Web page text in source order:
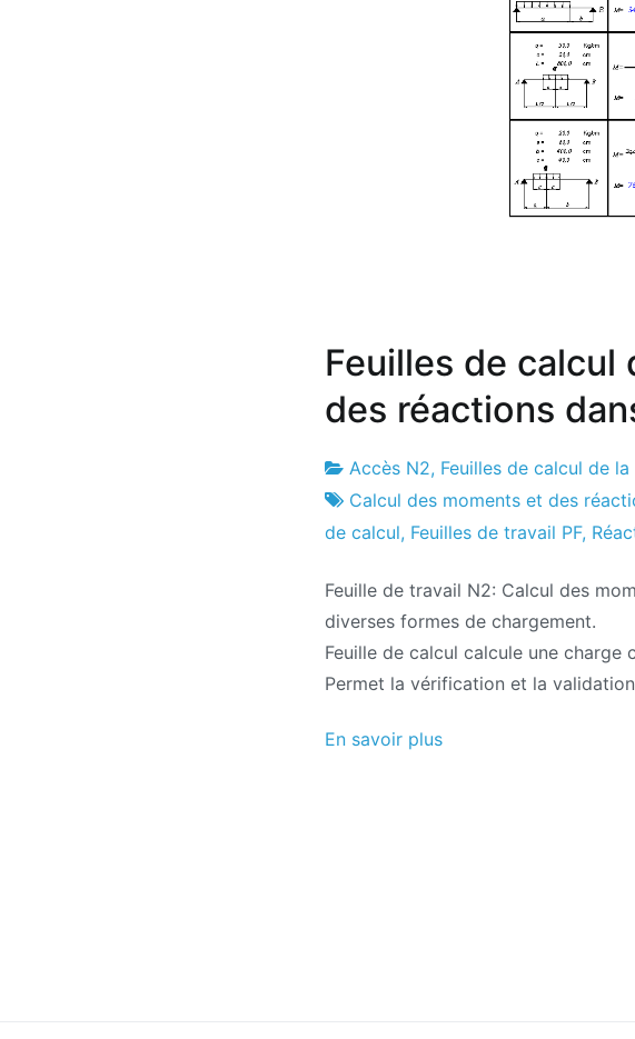
Feuilles de calcul
des réactions
Usine
de
2
du
d'août
de
2017
Accès N2, Feuilles de calcul de la
Calcul des moments et des
de calcul, Feuilles de travail PF,
Feuille de travail N2: Calcul des
diverses formes de chargement.
Feuille de calcul calcule une charge
Permet la vérification et la
En savoir plus